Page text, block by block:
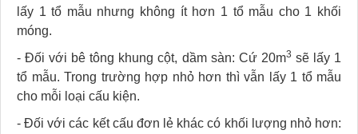
lấy 1 tổ mẫu nhưng không ít hơn 1 tổ mẫu cho 1 khối
móng.
- Đối với bê tông khung cột, dầm sàn: Cứ 20m3 sẽ lấy 1
tổ mẫu. Trong trường hợp nhỏ hơn thì vẫn lấy 1 tổ mẫu
cho mỗi loại cấu kiện.
- Đối với các kết cấu đơn lẻ khác có khối lượng nhỏ hơn: